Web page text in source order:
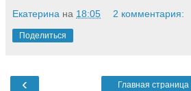
Екатерина на 18:05 2 комментария:
Поделиться
‹ Главная страница